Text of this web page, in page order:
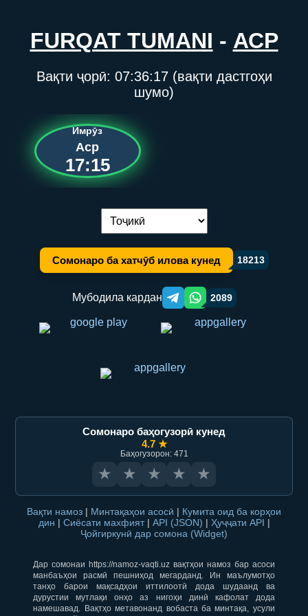
FURQAT TUMANI - АСР
Вақти ҷорӣ: 07:36:17(вақти дастгоҳи
шумо)
Имрӯз
Аср
17:15
Иваз кардани забон:
Сомонаро ба хатчӯб илова кунед 18213
Мубодила кардан Telegram orqali ulashish
WhatsApp orqali ulashish
2089
Сомонаро баҳогузорӣ кунед
4.7 ★
Баҳогузорон: 471
★ ★ ★ ★ ★
Вақти намоз | Минтақаҳои асосӣ | Кумита оид ба корҳои
дин | Сиёсати махфият | API (JSON) | Ҳуҷҷати API |
Ҷойгиркунӣ дар сомона (Widget)
Дар сомонаи https://namoz-vaqti.uz вақтҳои намоз бар асоси
манбаъҳои расмӣ пешниҳод мегарданд. Ин маълумотҳо
танҳо барои мақсадҳои иттилоотӣ дода шудаанд ва
дурустии мутлақи онҳо аз нигоҳи динӣ кафолат дода
намешавад. Вақтҳо метавонанд вобаста ба минтақа, усули